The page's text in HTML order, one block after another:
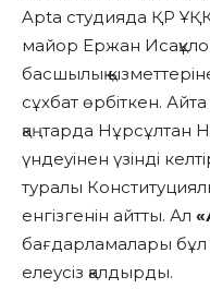
Apta студияда ҚР ҰҚК
майор Ержан
басшылық
сұхбат өрбіткен. Айта
қаңтарда Нұрсұлтан
үндеуінен үзінді
туралы
енгізгенін айтты. Ал
бағдарламалары
елеусіз қалдырды.